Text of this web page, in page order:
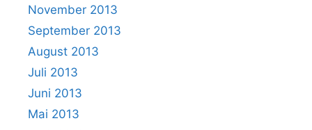
November 2013
September 2013
August 2013
Juli 2013
Juni 2013
Mai 2013